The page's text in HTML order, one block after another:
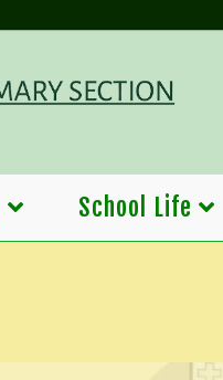
School Life